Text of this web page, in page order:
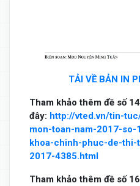
TẢI VỀ BẢN IN
Tham khảo thêm đề số
đây: http://vted.vn/tin-
mon-toan-nam-2017-
khoa-chinh-phuc-de-
2017-4385.html
Tham khảo thêm đề số